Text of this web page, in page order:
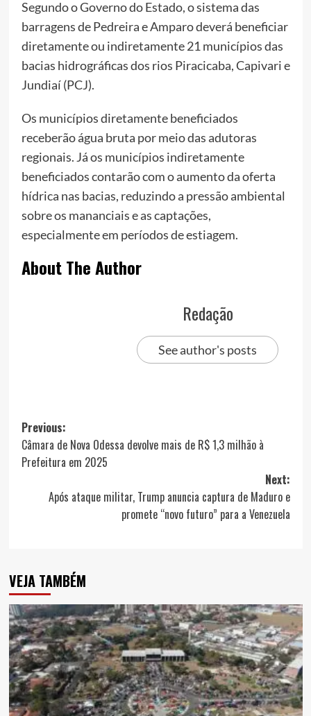
Segundo o Governo do Estado, o sistema das
barragens de Pedreira e Amparo deverá beneficiar
diretamente ou indiretamente 21 municípios das
bacias hidrográficas dos rios Piracicaba, Capivari e
Jundiaí (PCJ).
Os municípios diretamente beneficiados
receberão água bruta por meio das adutoras
regionais. Já os municípios indiretamente
beneficiados contarão com o aumento da oferta
hídrica nas bacias, reduzindo a pressão ambiental
sobre os mananciais e as captações,
especialmente em períodos de estiagem.
About The Author
Redação
See author's posts
Post
navigation
Previous:
Câmara de Nova Odessa devolve mais de R$ 1,3 milhão à
Prefeitura em 2025
Next:
Após ataque militar, Trump anuncia captura de Maduro e
promete “novo futuro” para a Venezuela
VEJA TAMBÉM